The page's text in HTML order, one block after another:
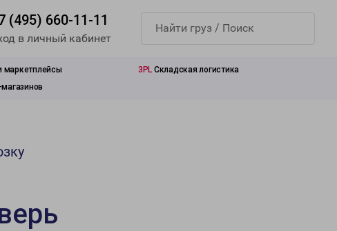
(495) 660-11-11
в личный кабинет
маркетплейсы 3PL Складская логистика